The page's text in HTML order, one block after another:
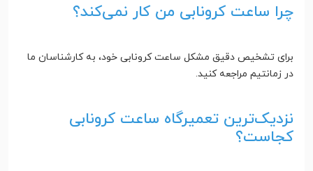
چرا ساعت کرونابی من کار نمی‌کند؟
برای تشخیص دقیق مشکل ساعت کرونابی خود، به کارشناسان ما
در زمانتیم مراجعه کنید.
نزدیک‌ترین تعمیرگاه ساعت کرونابی
کجاست؟